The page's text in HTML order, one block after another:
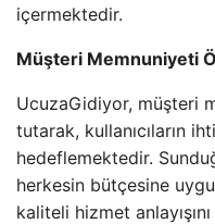
içermektedir.
Müşteri Memnuniyeti
UcuzaGidiyor, müşteri
tutarak, kullanıcıların
hedeflemektedir.
herkesin bütçesine
kaliteli hizmet